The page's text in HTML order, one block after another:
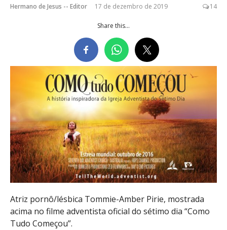
Hermano de Jesus -- Editor 17 de dezembro de 2019 14
Share this...
Atriz pornô/lésbica Tommie-Amber Pirie, mostrada
acima no filme adventista oficial do sétimo dia “Como
Tudo Começou”.